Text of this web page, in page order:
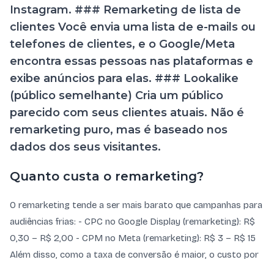
Instagram. ### Remarketing de lista de
clientes Você envia uma lista de e-mails ou
telefones de clientes, e o Google/Meta
encontra essas pessoas nas plataformas e
exibe anúncios para elas. ### Lookalike
(público semelhante) Cria um público
parecido com seus clientes atuais. Não é
remarketing puro, mas é baseado nos
dados dos seus visitantes.
Quanto custa o remarketing?
O remarketing tende a ser mais barato que campanhas para
audiências frias: - CPC no Google Display (remarketing): R$
0,30 – R$ 2,00 - CPM no Meta (remarketing): R$ 3 – R$ 15
Além disso, como a taxa de conversão é maior, o custo por